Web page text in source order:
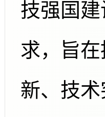
技强国
求，旨
新、技